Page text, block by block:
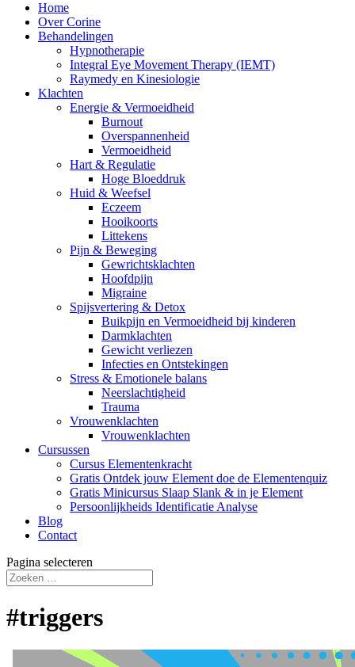
Home
Over Corine
Behandelingen
Hypnotherapie
Integral Eye Movement Therapy (IEMT)
Raymedy en Kinesiologie
Klachten
Energie & Vermoeidheid
Burnout
Overspannenheid
Vermoeidheid
Hart & Regulatie
Hoge Bloeddruk
Huid & Weefsel
Eczeem
Hooikoorts
Littekens
Pijn & Beweging
Gewrichtsklachten
Hoofdpijn
Migraine
Spijsvertering & Detox
Buikpijn en Vermoeidheid bij kinderen
Darmklachten
Gewicht verliezen
Infecties en Ontstekingen
Stress & Emotionele balans
Neerslachtigheid
Trauma
Vrouwenklachten
Vrouwenklachten
Cursussen
Cursus Elementenkracht
Gratis Ontdek jouw Element doe de Elementenquiz
Gratis Minicursus Slaap Slank & in je Element
Persoonlijkheids Identificatie Analyse
Blog
Contact
Pagina selecteren
#triggers